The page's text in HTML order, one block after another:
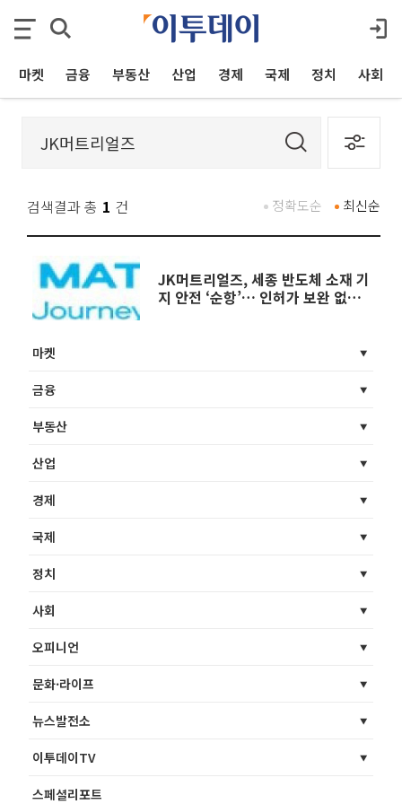
마켓 금융 부동산 산업 경제 국제 정치 사회
검색결과 총 1 건 최신순
정확도순
JK머트리얼즈, 세종 반도체 소재 기
지 안전 ‘순항’… 인허가 보완 없이
마켓
금융
부동산
산업
경제
국제
정치
사회
오피니언
문화·라이프
뉴스발전소
이투데이TV
스페셜리포트